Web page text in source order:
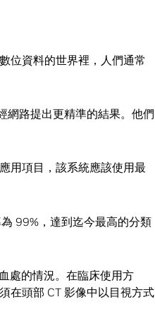
位資料的世界裡，人們通常
網路提出更精準的結果。他們
用項目，該系統應該使用最
99%，達到迄今最高的分類
處的情況。在臨床使用方
在頭部 CT 影像中以目視方式